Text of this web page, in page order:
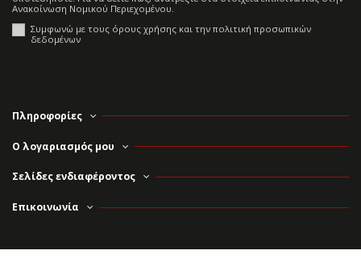
Ανακοίνωση Νομικού Περιεχομένου.
Συμφωνώ με τους όρους χρήσης και την πολιτική προσωπικών
δεδομένων
Πληροφορίες
Ο λογαριασμός μου
Σελίδες ενδιαφέροντος
Επικοινωνία